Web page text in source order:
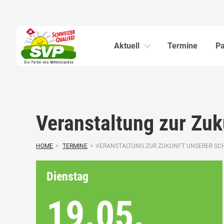
Aktuell Termine
Veranstaltung zur
HOME > TERMINE > VERANSTALTUNG ZUR ZUKUNFT UNSERER
Dienstag
19.05.